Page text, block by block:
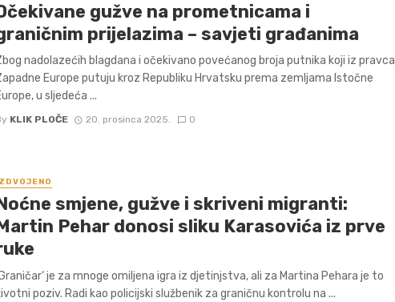
gužve na prometnicama i
prijelazima – savjeti građanima
nadolazećih blagdana i očekivano povećanog broja putnika koji iz pravca
Europe putuju kroz Republiku Hrvatsku prema zemljama Istočne
u sljedeća ...
KLIK PLOČE 20. prosinca 2025. 0
smjene, gužve i skriveni migranti:
Pehar donosi sliku Karasovića iz prve
je za mnoge omiljena igra iz djetinjstva, ali za Martina Pehara je to
poziv. Radi kao policijski službenik za graničnu kontrolu na ...